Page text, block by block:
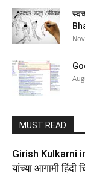
The Alchemist
MUST READ
Girish Kulkarni
यांच्या आगामी हिंदी